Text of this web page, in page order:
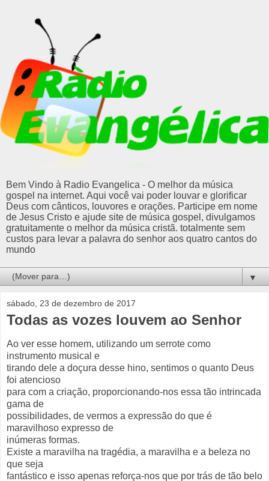
Bem Vindo à Radio Evangelica - O melhor da música
gospel na internet. Aqui você vai poder louvar e glorificar
Deus com cânticos, louvores e orações. Participe em nome
de Jesus Cristo e ajude site de música gospel, divulgamos
gratuitamente o melhor da música cristã. totalmente sem
custos para levar a palavra do senhor aos quatro cantos do
mundo
▼
sábado, 23 de dezembro de 2017
Todas as vozes louvem ao Senhor
Ao ver esse homem, utilizando um serrote como
instrumento musical e
tirando dele a doçura desse hino, sentimos o quanto Deus
foi atencioso
para com a criação, proporcionando-nos essa tão intrincada
gama de
possibilidades, de vermos a expressão do que é
maravilhoso expresso de
inúmeras formas.
Existe a maravilha na tragédia, a maravilha e a beleza no
que seja
fantástico e isso apenas reforça-nos que por trás de tão belo